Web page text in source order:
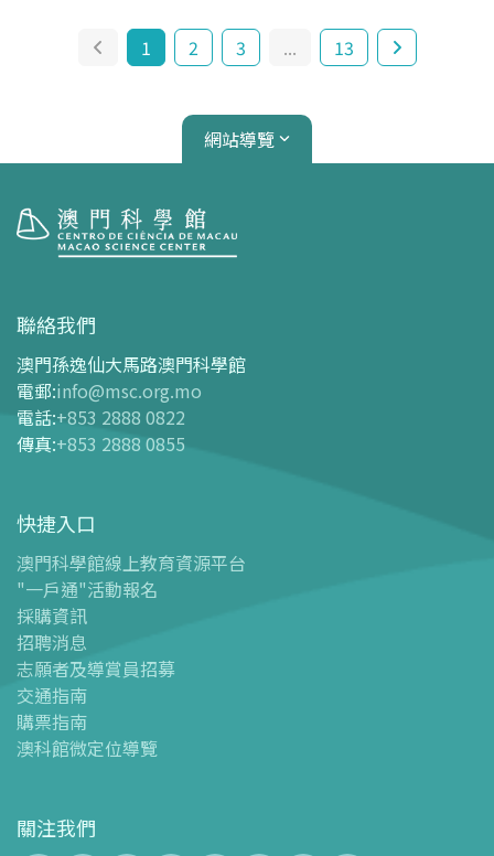
1 2 3 ... 13
網站導覽
開放時間
交通指南
購票指南
- 網上購票
- 門票及優惠表
導覽圖
- 導覽圖
- 澳科館微定位導覽
場館設施
- 科學館兒童世界
- 展覽中心
- 天文館
- 會議中心
數字化製造實驗室 (FABLAB)
聯絡我們
澳門孫逸仙大馬路澳門科學館
電郵:info@msc.org.mo
電話:+853 2888 0822
傳真:+853 2888 0855
快捷入口
澳門科學館線上教育資源平台
"一戶通"活動報名
採購資訊
招聘消息
志願者及導賞員招募
交通指南
購票指南
澳科館微定位導覽
關注我們